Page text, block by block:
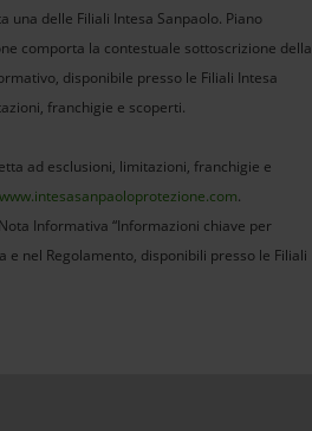
una delle Filiali Intesa Sanpaolo. Piano
comporta la contestuale sottoscrizione della
disponibile presso le Filiali Intesa
franchigie e scoperti.
ad esclusioni, limitazioni, franchigie e
www.intesasanpaoloprotezione.com.
Informativa “Informazioni chiave per
nel Regolamento, disponibili presso le Filiali